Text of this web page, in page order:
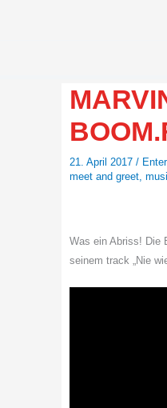
21. April 2017 /
meet and greet,
Was ein Abriss! Die
seinem track „Nie